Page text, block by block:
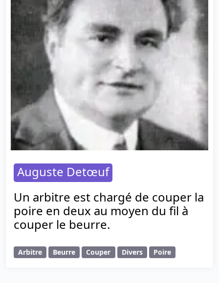
Auguste Detœuf
Un arbitre est chargé de couper la
poire en deux au moyen du fil à
couper le beurre.
Arbitre Beurre Couper Divers Poire